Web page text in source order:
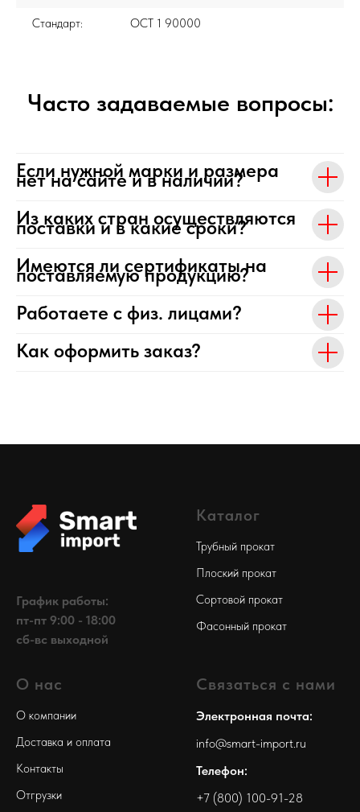
Стандарт: ОСТ 1 90000
Часто задаваемые вопросы:
Если нужной марки и размера
нет на сайте и в наличии?
Из каких стран осуществляются
поставки и в какие сроки?
Имеются ли сертификаты на
поставляемую продукцию?
Работаете с физ. лицами?
Как оформить заказ?
График работы:
пт-пт 9:00 - 18:00
сб-вс выходной
Каталог
Трубный прокат
Плоский прокат
Сортовой прокат
Фасонный прокат
О нас
О компании
Доставка и оплата
Контакты
Отгрузки
Связаться с нами
Электронная почта:
info@smart-import.ru
Телефон:
+7 (800) 100-91-28